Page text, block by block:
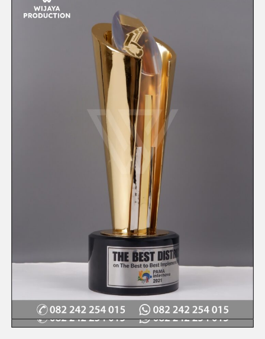
Quick View